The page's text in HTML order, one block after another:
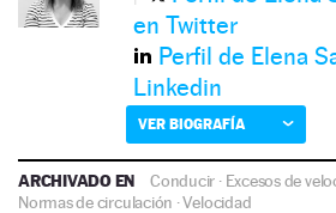
en Twitter
Perfil de Elena
Linkedin
VER BIOGRAFÍA
ARCHIVADO EN Conducir · Excesos de
Normas de circulación ·Velocidad